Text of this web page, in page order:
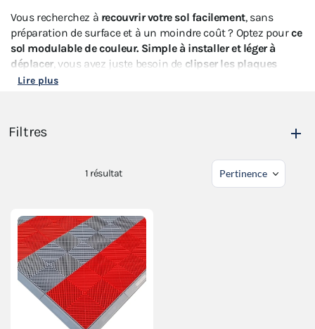
Vous recherchez à recouvrir votre sol facilement, sans
préparation de surface et à un moindre coût ? Optez pource
sol modulable de couleur. Simple à installer et léger à
déplacer, vous avez juste besoin de clipser les plaques
entre elles sans aucun outil. Vous pourrez ainsi couvrir une
Ce sol modulable vous permettra d'
sur
des courses automobiles ou pendant un salon. Ces
tous les types de sol(béton, parquet d'une salle des fêtes,
Lire plus
Filtres
1 résultat